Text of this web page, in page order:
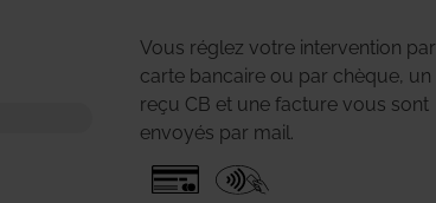
Vous réglez votre intervention par
carte bancaire ou par chèque, un
reçu CB et une facture vous sont
envoyés par mail.